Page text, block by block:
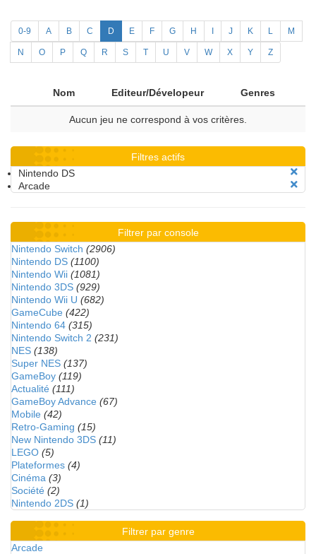
0-9 A B C D E F G H J K L M
N O P Q R S T U V W X Y Z
Nom Editeur/Dévelopeur Genres
Aucun jeu ne correspond à vos critères.
Filtres actifs
Nintendo DS
Arcade
Filtrer par console
Nintendo Switch (2906)
Nintendo DS (1100)
Nintendo Wii (1081)
Nintendo 3DS (929)
Nintendo Wii U (682)
GameCube (422)
Nintendo 64 (315)
Nintendo Switch 2 (231)
NES (138)
Super NES (137)
GameBoy (119)
Actualité (111)
GameBoy Advance (67)
Mobile (42)
Retro-Gaming (15)
New Nintendo 3DS (11)
LEGO (5)
Plateformes (4)
Cinéma (3)
Société (2)
Nintendo 2DS (1)
Filtrer par genre
Arcade